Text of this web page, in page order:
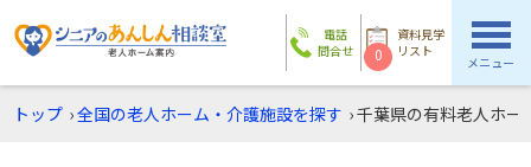
電話
問合せ
資料見学
リスト
0 メニュー
トップ ›全国の老人ホーム・介護施設を探す ›千葉県の有料老人ホー